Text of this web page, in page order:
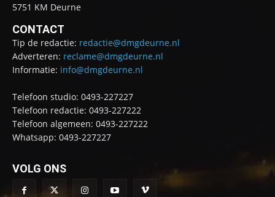
5751 KM Deurne
CONTACT
Tip de redactie: redactie@dmgdeurne.nl
Adverteren: reclame@dmgdeurne.nl
Informatie: info@dmgdeurne.nl
Telefoon studio: 0493-227227
Telefoon redactie: 0493-227222
Telefoon algemeen: 0493-227222
Whatsapp: 0493-227227
VOLG ONS